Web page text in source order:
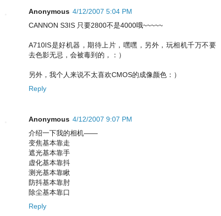
Anonymous 4/12/2007 5:04 PM
CANNON S3IS 只要2800不是4000哦~~~~~
A710IS是好机器，期待上片，嘿嘿，另外，玩相机千万不要
去色影无忌，会被毒到的，：）
另外，我个人来说不太喜欢CMOS的成像颜色：）
Reply
Anonymous 4/12/2007 9:07 PM
介绍一下我的相机——
变焦基本靠走
遮光基本靠手
虚化基本靠抖
测光基本靠瞅
防抖基本靠肘
除尘基本靠口
Reply